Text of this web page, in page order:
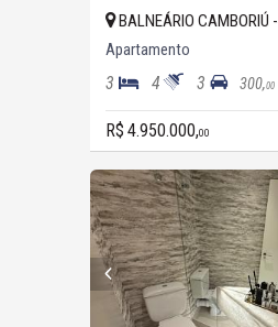
BALNEÁRIO CAMBORIÚ -
Apartamento
3 4 3 300,00
R$ 4.950.000,00